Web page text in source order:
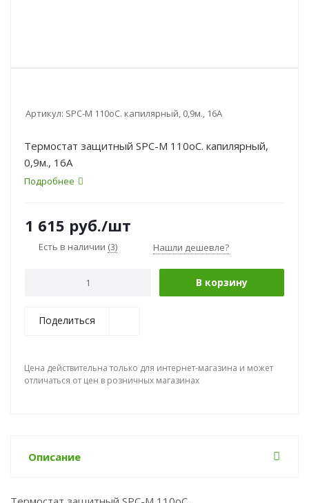
Артикул: SPC-М 110oС. капилярный, 0,9м., 16А
Термостат защитный SPC-М 110oС. капилярный,
0,9м., 16А
Подробнее
1 615 руб./шт
Есть в наличии (3) Нашли дешевле?
В корзину
Поделиться
Цена действительна только для интернет-магазина и может
отличаться от цен в розничных магазинах
Описание